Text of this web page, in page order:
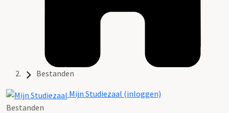
Bestanden
Mijn Studiezaal (inloggen)
Bestanden